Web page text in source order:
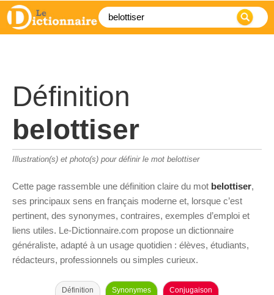
Définition
belottiser
Illustration(s) et photo(s) pour définir le mot belottiser
Cette page rassemble une définition claire du mot belottiser,
ses principaux sens en français moderne et, lorsque c’est
pertinent, des synonymes, contraires, exemples d’emploi et
liens utiles. Le-Dictionnaire.com propose un dictionnaire
généraliste, adapté à un usage quotidien : élèves, étudiants,
rédacteurs, professionnels ou simples curieux.
Définition Synonymes Conjugaison